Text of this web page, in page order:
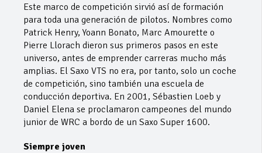
Este marco de competición sirvió así de formación
para toda una generación de pilotos. Nombres como
Patrick Henry, Yoann Bonato, Marc Amourette o
Pierre Llorach dieron sus primeros pasos en este
universo, antes de emprender carreras mucho más
amplias. El Saxo VTS no era, por tanto, solo un coche
de competición, sino también una escuela de
conducción deportiva. En 2001, Sébastien Loeb y
Daniel Elena se proclamaron campeones del mundo
junior de WRC a bordo de un Saxo Super 1600.
Siempre joven